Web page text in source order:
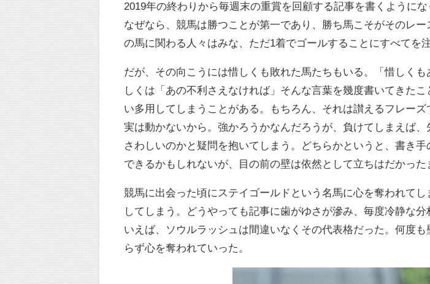
2019年の終わりから毎週末の重賞を回顧する記事を書くように
なぜなら、競馬は勝つことが第一であり、勝ち馬こそがそのレ
の馬に関わる人々はみな、ただ1着でゴールすることにすべてを
だが、その向こうには惜しくも敗れた馬たちもいる。「惜しく
しくは「あの不利さえなければ」そんな言葉を幾度書いてきた
い多用してしまうことがある。もちろん、それは讃えるフレー
実は動かないから。強かろうかなんだろうが、負けてしまえば
さわしいのかと疑問を抱いてしまう。どちらかというと、書き
できるかもしれないが、目の前の壁は依然として立ちはだかっ
競馬に出会った頃にステイゴールドという名馬に心を奪われて
してしまう。どうやっても記事に歯がゆさが滲み、毎度冷静な
いえば、ソウルラッシュは間違いなくその代表格だった。何度
らず心を奪われていった。